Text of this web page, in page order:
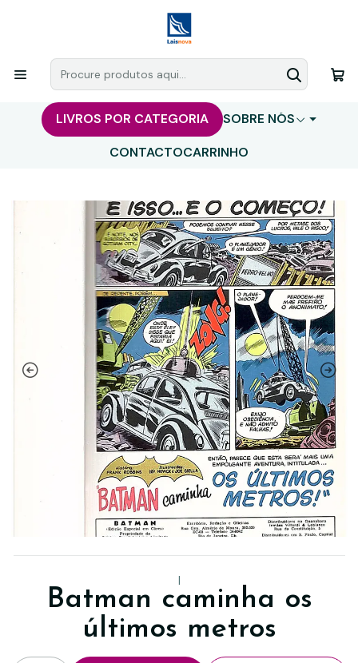
LIVROS POR CATEGORIA
SOBRE NÓS
CONTACTOCARRINHO
|
Batman caminha os
últimos metros